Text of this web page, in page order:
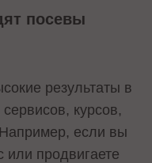
посевы
результаты в
курсов,
если вы
или продвигаете